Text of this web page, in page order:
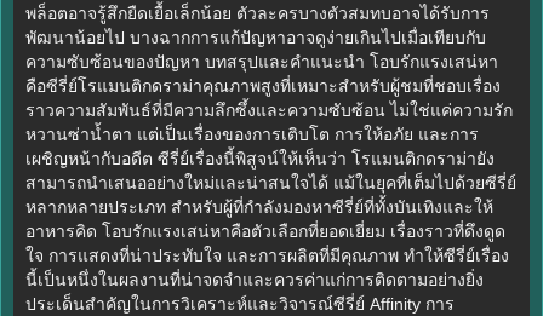
พล็อตอาจรู้สึกยืดเยื้อเล็กน้อย ตัวละครบางตัวสมทบอาจได้รับการ
พัฒนาน้อยไป บางฉากการแก้ปัญหาอาจดูง่ายเกินไปเมื่อเทียบกับ
ความซับซ้อนของปัญหา บทสรุปและคำแนะนำ โอบรักแรงเสน่หา
คือซีรี่ย์โรแมนติกดราม่าคุณภาพสูงที่เหมาะสำหรับผู้ชมที่ชอบเรื่อง
ราวความสัมพันธ์ที่มีความลึกซึ้งและความซับซ้อน ไม่ใช่แค่ความรัก
หวานซ่าน้ำตา แต่เป็นเรื่องของการเติบโต การให้อภัย และการ
เผชิญหน้ากับอดีต ซีรี่ย์เรื่องนี้พิสูจน์ให้เห็นว่า โรแมนติกดราม่ายัง
สามารถนำเสนออย่างใหม่และน่าสนใจได้ แม้ในยุคที่เต็มไปด้วยซีรี่ย์
หลากหลายประเภท สำหรับผู้ที่กำลังมองหาซีรี่ย์ที่ทั้งบันเทิงและให้
อาหารคิด โอบรักแรงเสน่หาคือตัวเลือกที่ยอดเยี่ยม เรื่องราวที่ดึงดูด
ใจ การแสดงที่น่าประทับใจ และการผลิตที่มีคุณภาพ ทำให้ซีรี่ย์เรื่อง
นี้เป็นหนึ่งในผลงานที่น่าจดจำและควรค่าแก่การติดตามอย่างยิ่ง
ประเด็นสำคัญในการวิเคราะห์และวิจารณ์ซีรี่ย์ Affinity การ